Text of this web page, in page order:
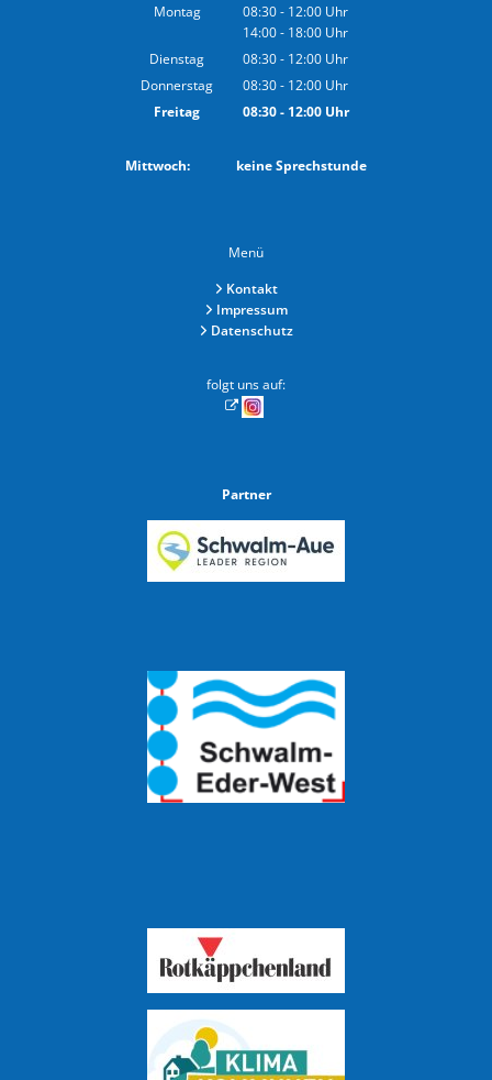
Montag
08:30- 12:00 Uhr
Von 08:30 bis 12:00 Uhr
14:00- 18:00 Uhr
Von 14:00 bis 18:00 Uhr
Dienstag 08:30- 12:00 Uhr
Von 08:30 bis 12:00 Uhr
Donnerstag 08:30- 12:00 Uhr
Von 08:30 bis 12:00 Uhr
Freitag 08:30- 12:00Uhr
Mittwoch: keine Sprechstunde
Menü
Kontakt
Impressum
Datenschutz
folgt uns auf:
Partner